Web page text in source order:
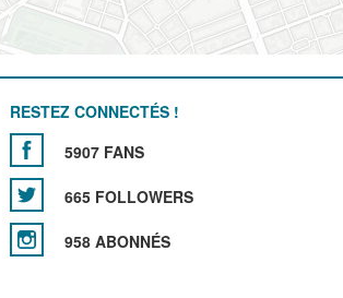
RESTEZ CONNECTÉS !
5907 FANS
665 FOLLOWERS
958 ABONNÉS